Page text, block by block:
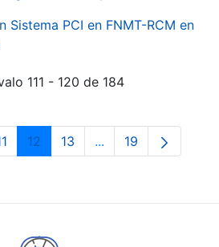
Sistema PCI en FNMT-RCM en
111 - 120 de 184
intermedias Use TAB para
PáginaPágina
12 Página
13 ...PáginasPágina
19